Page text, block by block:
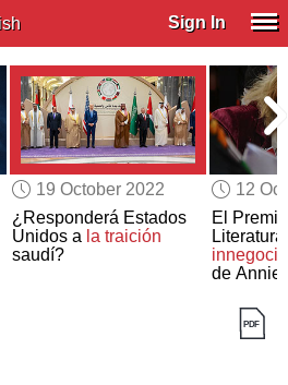
Sign In
19 October 2022
¿Responderá Estados
Unidos a la traición
saudí?
12
El
Literatura
de Annie